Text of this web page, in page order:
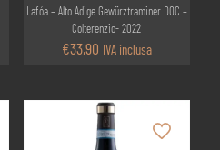
Lafóa – Alto Adige Gewürztraminer DOC –
Colterenzio- 2022
€33,90 IVA inclusa